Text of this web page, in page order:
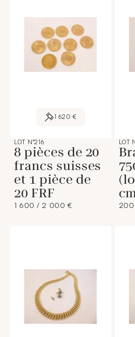
1 620 €
LOT N°216
8 pièces de 20
francs suisses
et 1 pièce de
20 FRF
1 600 / 2 000 €
LOT